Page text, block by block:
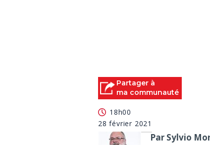
Partager à
ma communauté
18h00
28 février 2021
Par Sylvio